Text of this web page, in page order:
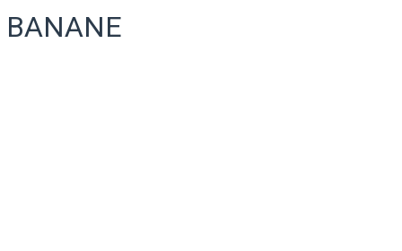
BANANE